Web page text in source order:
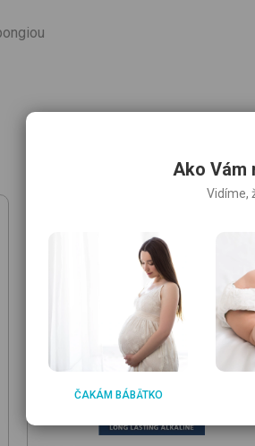
Ako Vám
Vidíme,
ČAKÁM BÁBÄTKO